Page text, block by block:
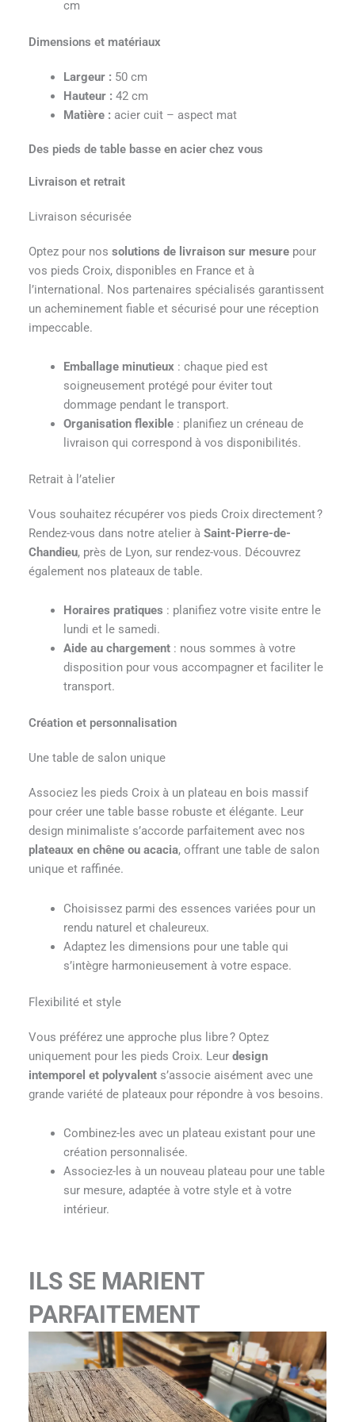
cm
Dimensions et matériaux
Largeur : 50 cm
Hauteur : 42 cm
Matière : acier cuit – aspect mat
Des pieds de table basse en acier chez vous
Livraison et retrait
Livraison sécurisée
Optez pour nos solutions de livraison sur mesurepour
vos pieds Croix, disponibles en France et à
l’international. Nos partenaires spécialisés garantissent
un acheminement fiable et sécurisé pour une réception
impeccable.
Emballage minutieux: chaque pied est
soigneusement protégé pour éviter tout
dommage pendant le transport.
Organisation flexible: planifiez un créneau de
livraison qui correspond à vos disponibilités.
Retrait à l’atelier
Vous souhaitez récupérer vos pieds Croix directement ?
Rendez-vous dans notre atelier à Saint-Pierre-de-
Chandieu, près de Lyon, sur rendez-vous. Découvrez
également nos plateaux de table.
Horaires pratiques : planifiez votre visite entre le
lundi et le samedi.
Aide au chargement: nous sommes à votre
disposition pour vous accompagner et faciliter le
transport.
Création et personnalisation
Une table de salon unique
Associez les pieds Croix à un plateau en bois massif
pour créer une table basse robuste et élégante. Leur
design minimaliste s’accorde parfaitement avec nos
plateaux en chêne ou acacia, offrant une table de salon
unique et raffinée.
Choisissez parmi des essences variées pour un
rendu naturel et chaleureux.
Adaptez les dimensions pour une table qui
s’intègre harmonieusement à votre espace.
Flexibilité et style
Vous préférez une approche plus libre ? Optez
uniquement pour les pieds Croix. Leur design
intemporel et polyvalents’associe aisément avec une
grande variété de plateaux pour répondre à vos besoins.
Combinez-les avec un plateau existant pour une
création personnalisée.
Associez-les à un nouveau plateau pour une table
sur mesure, adaptée à votre style et à votre
intérieur.
ILS SE MARIENT
PARFAITEMENT